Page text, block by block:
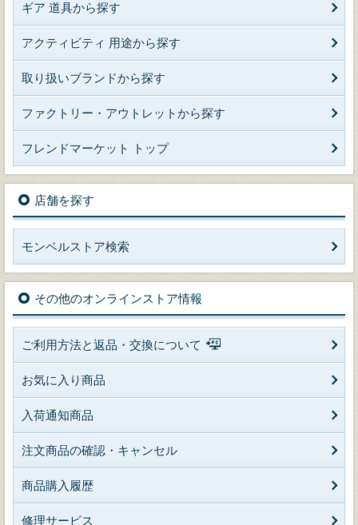
ギア 道具から探す
アクティビティ 用途から探す
取り扱いブランドから探す
ファクトリー・アウトレットから探す
フレンドマーケット トップ
店舗を探す
モンベルストア検索
その他のオンラインストア情報
ご利用方法と返品・交換について
お気に入り商品
入荷通知商品
注文商品の確認・キャンセル
商品購入履歴
修理サービス